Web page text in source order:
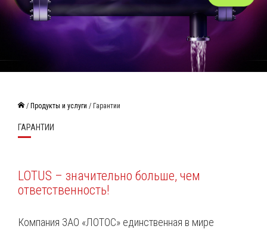
/ Продукты и услуги / Гарантии
ГАРАНТИИ
LOTUS – значительно больше, чем
ответственность!
Компания ЗАО «ЛОТОС» единственная в мире